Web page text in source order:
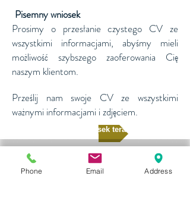
Pisemny wniosek
Prosimy o przesłanie czystego CV ze
wszystkimi informacjami, abyśmy mieli
możliwość szybszego zaoferowania Cię
naszym klientom.
Prześlij nam swoje CV ze wszystkimi
ważnymi informacjami i zdjęciem.
Złóż wniosek teraz
Phone Email Address